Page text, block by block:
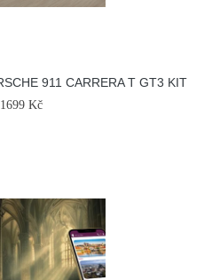
911 CARRERA T GT3 KIT
1699 Kč